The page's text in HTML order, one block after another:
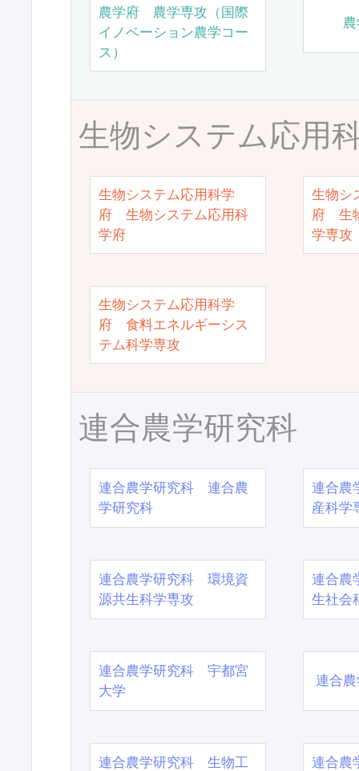
農学府 農学専攻（国際
イノベーション農学コー
ス）
生物システム応用
生物システム応用科学
府 生物システム応用科
学府
生物シ
府 生
学専攻
生物システム応用科学
府 食料エネルギーシス
テム科学専攻
連合農学研究科
連合農学研究科 連合農
学研究科
連合農
産科学
連合農学研究科 環境資
源共生科学専攻
連合農
生社会
連合農学研究科 宇都宮
大学
連合
連合農学研究科 生物工
連合農